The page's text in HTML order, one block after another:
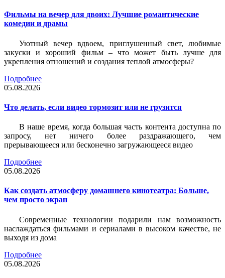
Фильмы на вечер для двоих: Лучшие романтические
комедии и драмы
Уютный вечер вдвоем, приглушенный свет, любимые
закуски и хороший фильм – что может быть лучше для
укрепления отношений и создания теплой атмосферы?
Подробнее
05.08.2026
Что делать, если видео тормозит или не грузится
В наше время, когда большая часть контента доступна по
запросу, нет ничего более раздражающего, чем
прерывающееся или бесконечно загружающееся видео
Подробнее
05.08.2026
Как создать атмосферу домашнего кинотеатра: Больше,
чем просто экран
Современные технологии подарили нам возможность
наслаждаться фильмами и сериалами в высоком качестве, не
выходя из дома
Подробнее
05.08.2026